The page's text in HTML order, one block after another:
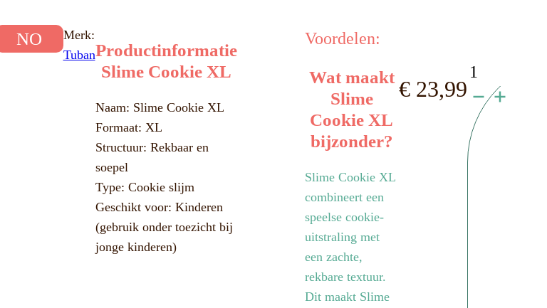
NO
Merk:
TubanProductinformatie
Slime Cookie XL
Naam: Slime Cookie XL
Formaat: XL
Structuur: Rekbaar en
soepel
Type: Cookie slijm
Geschikt voor: Kinderen
(gebruik onder toezicht bij
jonge kinderen)
Voordelen:
Wat maakt
Slime
Cookie XL
bijzonder?
Slime Cookie XL
combineert een
speelse cookie-
uitstraling met
een zachte,
rekbare textuur.
Dit maakt Slime
€23,99
Slime
Cookie
XL
aantal